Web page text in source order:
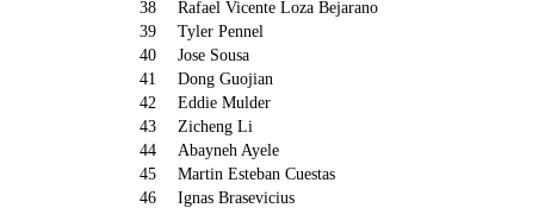
38
Rafael Vicente Loza Bejarano
39
Tyler Pennel
40
Jose Sousa
41
Dong Guojian
42
Eddie Mulder
43
Zicheng Li
44
Abayneh Ayele
45
Martin Esteban Cuestas
46
Ignas Brasevicius